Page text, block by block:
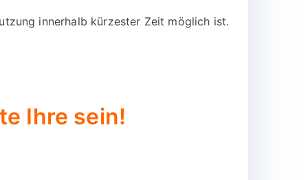
innerhalb kürzester Zeit möglich ist.
Ihre sein!